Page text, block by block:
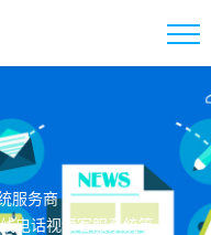
服务商
电话视频客服系统等